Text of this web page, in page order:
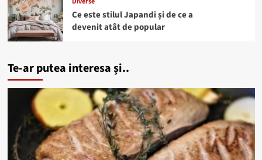
Ce este stilul Japandi și de ce a
devenit atât de popular
Te-ar putea interesa și..